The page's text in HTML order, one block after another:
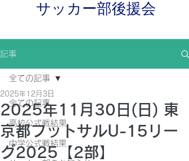
サッカー部後援会
記事
全ての記事
高校公式戦結果
中学公式戦結果
全ての記事
2025年11月30日(日) 東
京都フットサルU-15リー
グ2025【2部】
2025年12月3日